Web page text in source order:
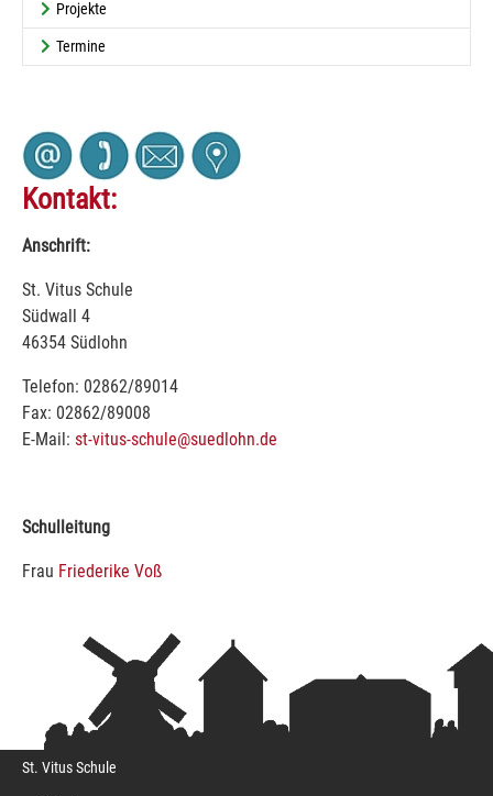
Projekte
Termine
Kontakt:
Anschrift:
St. Vitus Schule
Südwall 4
46354 Südlohn
Telefon: 02862/89014
Fax: 02862/89008
E-Mail: st-vitus-schule@suedlohn.de
Schulleitung
Frau Friederike Voß
St. Vitus Schule